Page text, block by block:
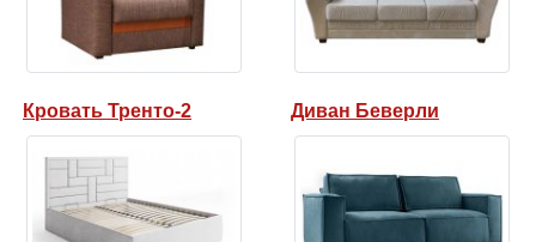
Кровать Тренто-2 Диван Беверли